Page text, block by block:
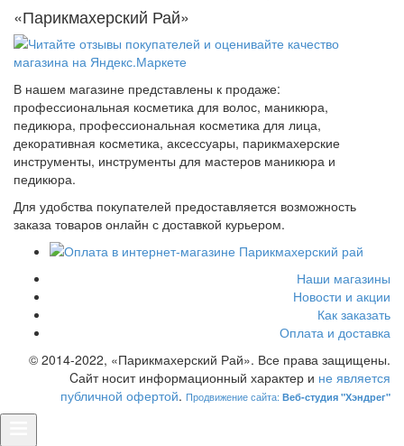
«Парикмахерский Рай»
В нашем магазине представлены к продаже:
профессиональная косметика для волос, маникюра,
педикюра, профессиональная косметика для лица,
декоративная косметика, аксессуары, парикмахерские
инструменты, инструменты для мастеров маникюра и
педикюра.
Для удобства покупателей предоставляется возможность
заказа товаров онлайн с доставкой курьером.
Наши магазины
Новости и акции
Как заказать
Оплата и доставка
© 2014-2022, «Парикмахерский Рай». Все права защищены.
Cайт носит информационный характер и не является
публичной офертой. Продвижение сайта: Веб-студия "Хэндрег"